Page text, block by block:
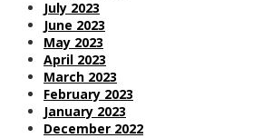
July 2023
June 2023
May 2023
April 2023
March 2023
February 2023
January 2023
December 2022